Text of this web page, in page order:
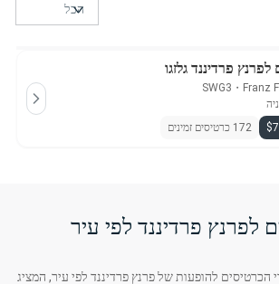
פרדיננד גלזגו
Franz
・
SWG3
172 כרטיסים זמינים
לפרנץ פרדיננד לפי עיר
הכרטיסים להופעות של פרנץ פרדיננד לפי עיר, המציג